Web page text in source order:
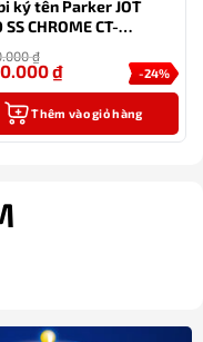
ký tên Parker JOT
SS CHROME CT-
₫
-24%
₫
Thêm vào giỏ hàng